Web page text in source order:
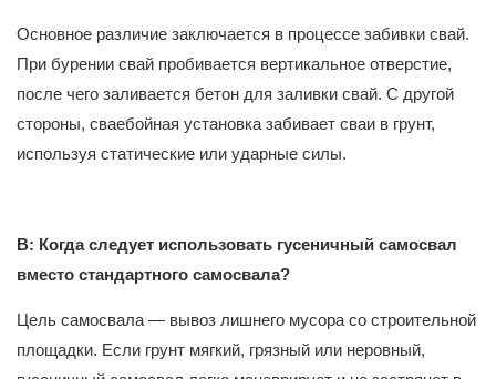
Основное различие заключается в процессе забивки свай.
При бурении свай пробивается вертикальное отверстие,
после чего заливается бетон для заливки свай. С другой
стороны, сваебойная установка забивает сваи в грунт,
используя статические или ударные силы.
В: Когда следует использовать гусеничный самосвал
вместо стандартного самосвала?
Цель самосвала — вывоз лишнего мусора со строительной
площадки. Если грунт мягкий, грязный или неровный,